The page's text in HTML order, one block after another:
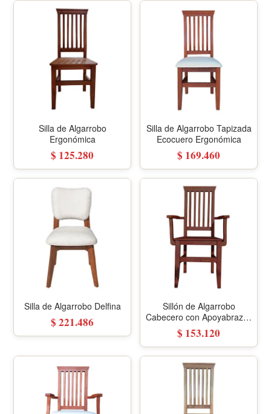
Silla de Algarrobo
Ergonómica
$ 125.280
Silla de Algarrobo Tapizada
Ecocuero Ergonómica
$ 169.460
Silla de Algarrobo Delfina
$ 221.486
Sillón de Algarrobo
Cabecero con Apoyabrazos
Ergonómico
$ 153.120